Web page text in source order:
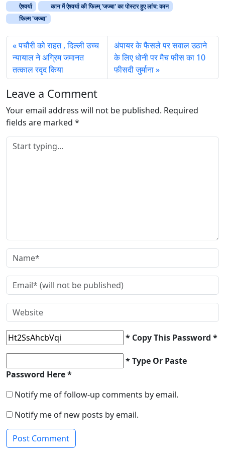
i
n
g
…
ऐश्वर्या
कान में ऐश्वर्या की फिल्म् 'जज्बा' का पोस्टर हुए लांच: कान
फिल्म 'जज्बा'
पचौरी को राहत , दिल्ली उच्च
न्यायाल ने अग्रिम जमानत
तत्काल रदृद किया
अंपायर के फैसले पर सवाल उठाने
के लिए धोनी पर मैच फीस का 10
फीसदी जुर्माना
Leave a Comment
Your email address will not be published. Required
fields are marked *
* Copy This Password *
* Type Or Paste
Password Here *
Notify me of follow-up comments by email.
Notify me of new posts by email.